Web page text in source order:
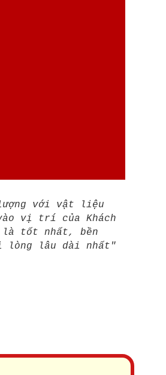
lượng với vật liệu
vị trí của Khách
là tốt nhất, bền
lòng lâu dài nhất"